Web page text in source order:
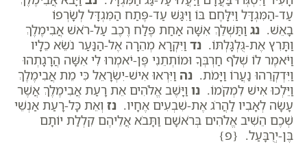
עַד-הַמִּגְדָּל וַיִּלָּחֶם בּוֹ וַיִּגַּשׁ עַד-פֶּתַח הַמִּגְדָּל לְשָׂרְפוֹ
בָאֵשׁ. נג וַתַּשְׁלֵךְ אִשָּׁה אַחַת פֶּלַח רֶכֶב עַל-רֹאשׁ אֲבִימֶלֶךְ
וַתָּרִץ אֶת-גֻּלְגָּלְתּוֹ. נד וַיִּקְרָא מְהֵרָה אֶל-הַנַּעַר נֹשֵׂא כֵלָיו
וַיֹּאמֶר לוֹ שְׁלֹף חַרְבְּךָ וּמוֹתְתֵנִי פֶּן-יֹאמְרוּ לִי אִשָּׁה הֲרָגָתְהוּ
וַיִּדְקְרֵהוּ נַעֲרוֹ וַיָּמֹת. נה וַיִּרְאוּ אִישׁ-יִשְׂרָאֵל כִּי מֵת אֲבִימֶלֶךְ
וַיֵּלְכוּ אִישׁ לִמְקֹמוֹ. נו וַיָּשֶׁב אֱלֹהִים אֵת רָעַת אֲבִימֶלֶךְ אֲשֶׁר
עָשָׂה לְאָבִיו לַהֲרֹג אֶת-שִׁבְעִים אֶחָיו. נז וְאֵת כָּל-רָעַת אַנְשֵׁי
שְׁכֶם הֵשִׁיב אֱלֹהִים בְּרֹאשָׁם וַתָּבֹא אֲלֵיהֶם קִלְלַת יוֹתָם
בֶּן-יְרֻבָּעַל. {פ}